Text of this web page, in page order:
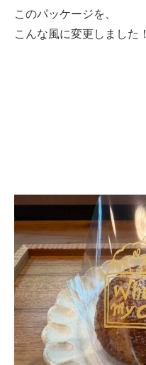
このパッケージを、
こんな風に変更しました！